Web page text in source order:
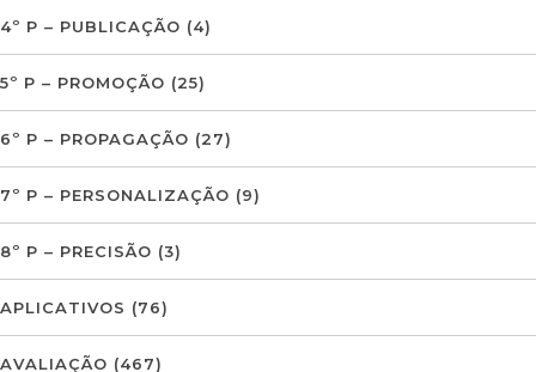
4º P – PUBLICAÇÃO (4)
5º P – PROMOÇÃO (25)
6º P – PROPAGAÇÃO (27)
7º P – PERSONALIZAÇÃO (9)
8º P – PRECISÃO (3)
APLICATIVOS (76)
AVALIAÇÃO (467)